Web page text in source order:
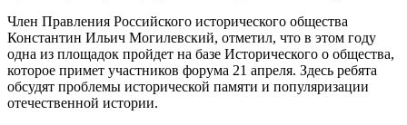
Член Правления Российского исторического общества
Константин Ильич Могилевский, отметил, что в этом году
одна из площадок пройдет на базе Исторического о общества,
которое примет участников форума 21 апреля. Здесь ребята
обсудят проблемы исторической памяти и популяризации
отечественной истории.